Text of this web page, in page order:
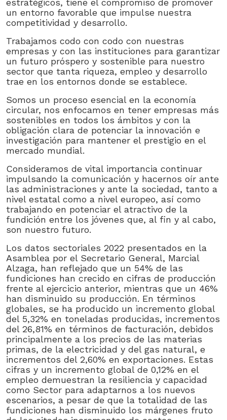
estratégicos, tiene el compromiso de promover
un entorno favorable que impulse nuestra
competitividad y desarrollo.
Trabajamos codo con codo con nuestras
empresas y con las instituciones para garantizar
un futuro próspero y sostenible para nuestro
sector que tanta riqueza, empleo y desarrollo
trae en los entornos donde se establece.
Somos un proceso esencial en la economía
circular, nos enfocamos en tener empresas más
sostenibles en todos los ámbitos y con la
obligación clara de potenciar la innovación e
investigación para mantener el prestigio en el
mercado mundial.
Consideramos de vital importancia continuar
impulsando la comunicación y hacernos oír ante
las administraciones y ante la sociedad, tanto a
nivel estatal como a nivel europeo, así como
trabajando en potenciar el atractivo de la
fundición entre los jóvenes que, al fin y al cabo,
son nuestro futuro.
Los datos sectoriales 2022 presentados en la
Asamblea por el Secretario General, Marcial
Alzaga, han reflejado que un 54% de las
fundiciones han crecido en cifras de producción
frente al ejercicio anterior, mientras que un 46%
han disminuido su producción. En términos
globales, se ha producido un incremento global
del 5,32% en toneladas producidas, incrementos
del 26,81% en términos de facturación, debidos
principalmente a los precios de las materias
primas, de la electricidad y del gas natural, e
incrementos del 2,60% en exportaciones. Estas
cifras y un incremento global de 0,12% en el
empleo demuestran la resiliencia y capacidad
como Sector para adaptarnos a los nuevos
escenarios, a pesar de que la totalidad de las
fundiciones han disminuido los márgenes fruto